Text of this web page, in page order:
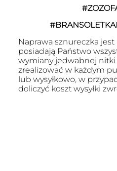
Naprawa sznureczka
posiadają Państwo
wymiany jedwabnej nitki
zrealizować w każdym
lub wysyłkowo, w
doliczyć koszt wysyłki